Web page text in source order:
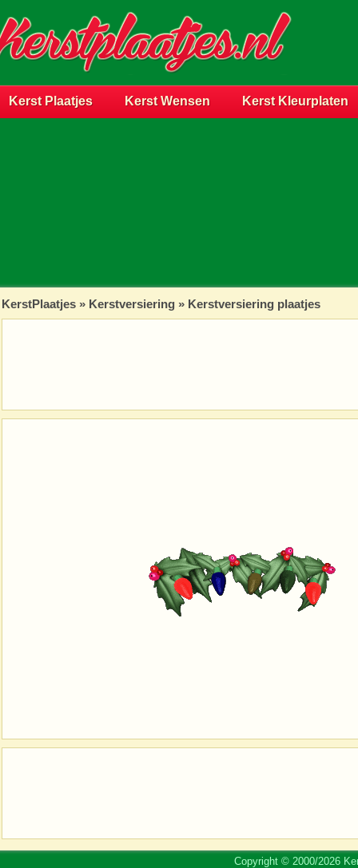
Kerst Plaatjes Kerst Wensen Kerst Kleurplaten
KerstPlaatjes » Kerstversiering » Kerstversiering plaatjes
Copyright © 2000/2026